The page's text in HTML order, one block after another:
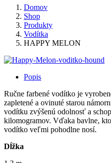
Domov
Shop
Produkty
Vodítka
HAPPY MELON
Popis
Ručne farbené vodítko je
zapletené a ovinuté starou
vodítku zvýšenú odolnosť a
kilomogramov. Vďaka bavlne,
vodítko veľmi pohodlne nosí.
Dĺžka